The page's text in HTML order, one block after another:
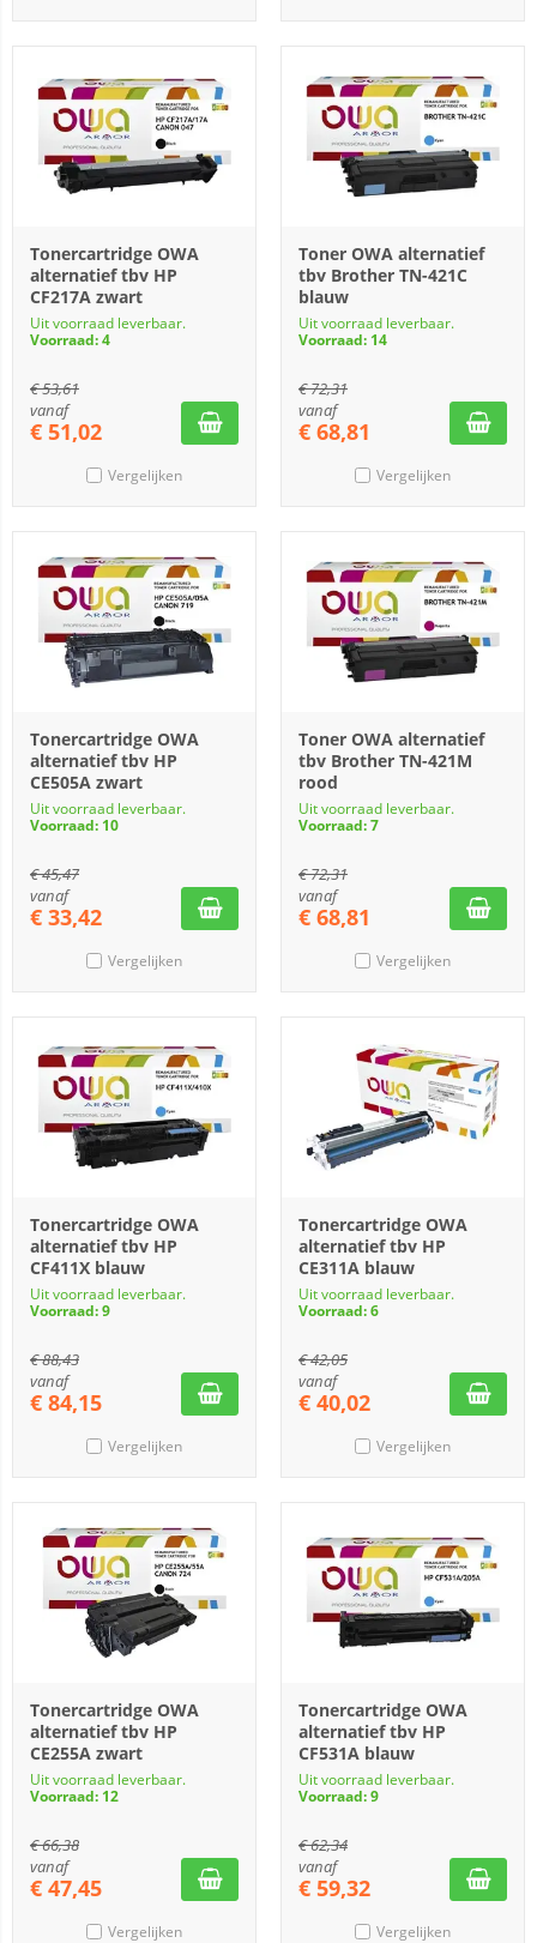
Tonercartridge OWA
alternatief tbv HP
CF217A zwart
Uit voorraad leverbaar.
Voorraad: 4
€53,61
vanaf
€ 51,02
Vergelijken
Toner OWA alternatief
tbv Brother TN-421C
blauw
Uit voorraad leverbaar.
Voorraad: 14
€72,31
vanaf
€ 68,81
Vergelijken
Tonercartridge OWA
alternatief tbv HP
CE505A zwart
Uit voorraad leverbaar.
Voorraad: 10
€45,47
vanaf
€ 33,42
Vergelijken
Toner OWA alternatief
tbv Brother TN-421M
rood
Uit voorraad leverbaar.
Voorraad: 7
€72,31
vanaf
€ 68,81
Vergelijken
Tonercartridge OWA
alternatief tbv HP
CF411X blauw
Uit voorraad leverbaar.
Voorraad: 9
€88,43
vanaf
€ 84,15
Vergelijken
Tonercartridge OWA
alternatief tbv HP
CE311A blauw
Uit voorraad leverbaar.
Voorraad: 6
€42,05
vanaf
€ 40,02
Vergelijken
Tonercartridge OWA
alternatief tbv HP
CE255A zwart
Uit voorraad leverbaar.
Voorraad: 12
€66,38
vanaf
€ 47,45
Vergelijken
Tonercartridge OWA
alternatief tbv HP
CF531A blauw
Uit voorraad leverbaar.
Voorraad: 9
€62,34
vanaf
€ 59,32
Vergelijken